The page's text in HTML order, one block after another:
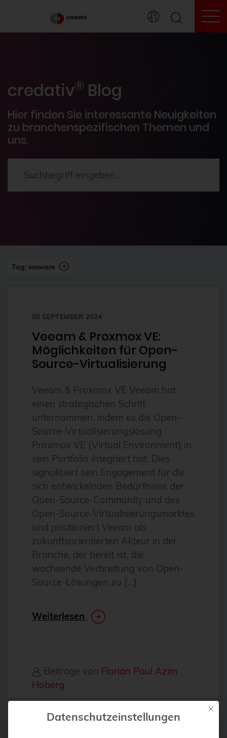
credativ® Blog
Hier finden Sie interessante Neuigkeiten
zu branchenspezifischen Themen und
uns.
Veranstaltungen
PostgreSQL®
2FA
Abonnement
Alpin
Alternativen
Amazon FSx
Ansible
Ansible Community Proxmox
Ansible-Modul
AnsibleFest
Antivirus
Apache
Apache Guacamole
apachekafka®
API-Integration
AppArmor
arm
Automatisierung
Automatisierung
Benchmarks
bhyve
bitnami
Tag: vmware
05 SEPTEMBER 2024
Veeam & Proxmox VE:
Möglichkeiten für Open-
Source-Virtualisierung
Veeam & Proxmox VE Veeam hat
einen strategischen Schritt
unternommen, indem es die Open-
Source-Virtualisierungslösung
Proxmox VE (Virtual Environment) in
sein Portfolio integriert hat. Dies
signalisiert sein Engagement für die
sich entwickelnden Bedürfnisse der
Open-Source-Community und des
Open-Source-Virtualisierungsmarktes
und positioniert Veeam als
zukunftsorientierten Akteur in der
Branche, der bereit ist, die
wachsende Verbreitung von Open-
Source-Lösungen zu […]
Weiterlesen
Beiträge von Florian Paul Azim
Hoberg
Mit
Datenschutzeinstellungen